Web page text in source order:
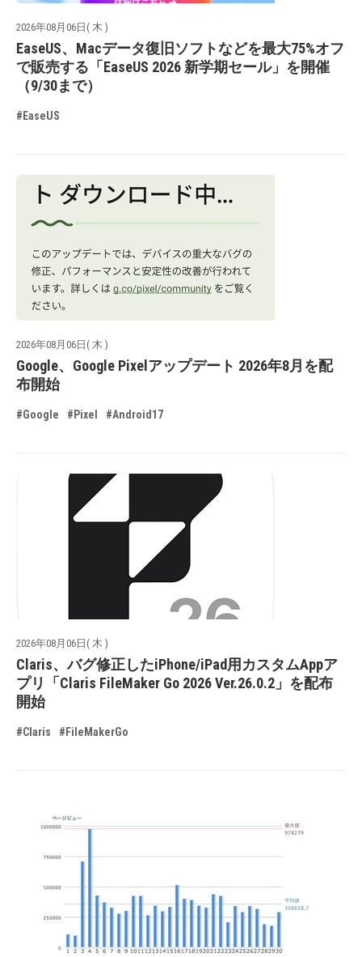
2026年08月06日( 木 )
EaseUS、Macデータ復旧ソフトなどを最大75%オフ
で販売する「EaseUS 2026 新学期セール」を開催
（9/30まで）
#EaseUS
2026年08月06日( 木 )
Google、Google Pixelアップデート 2026年8月を配
布開始
#Google #Pixel #Android17
2026年08月06日( 木 )
Claris、バグ修正したiPhone/iPad用カスタムAppア
プリ「Claris FileMaker Go 2026 Ver.26.0.2」を配布
開始
#Claris #FileMakerGo